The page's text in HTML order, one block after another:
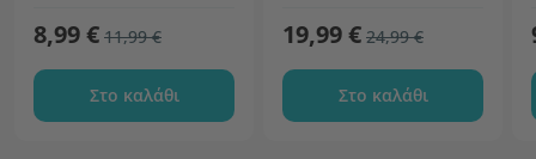
8,99 € 11,99 €
Στο καλάθι
19,99 € 24,99 €
Στο καλάθι